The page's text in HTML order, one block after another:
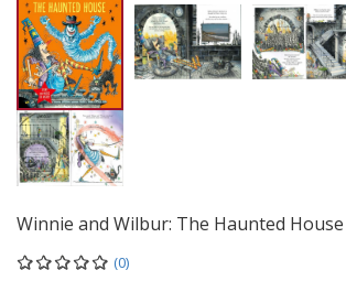
Winnie and Wilbur: The Haunted House
(0)